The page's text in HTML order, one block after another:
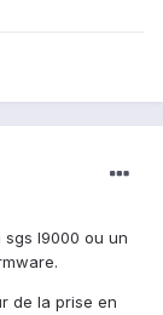
I9000 ou un
de la prise en